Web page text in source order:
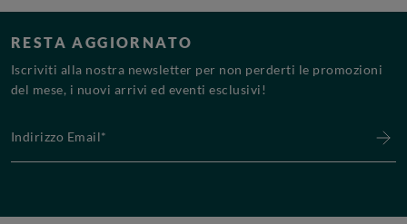
RESTA AGGIORNATO
Iscriviti alla nostra newsletter per non perderti le promozioni
del mese, i nuovi arrivi ed eventi esclusivi!